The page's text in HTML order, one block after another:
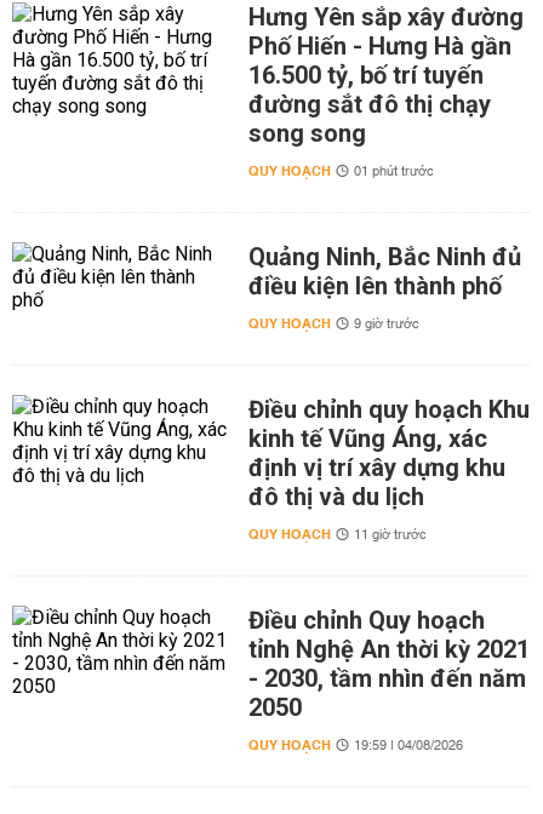
Hưng Yên sắp xây đường
Phố Hiến - Hưng Hà gần
16.500 tỷ, bố trí tuyến
đường sắt đô thị chạy
song song
QUY HOẠCH 01 phút trước
Quảng Ninh, Bắc Ninh đủ
điều kiện lên thành phố
QUY HOẠCH 9 giờ trước
Điều chỉnh quy hoạch Khu
kinh tế Vũng Áng, xác
định vị trí xây dựng khu
đô thị và du lịch
QUY HOẠCH 11 giờ trước
Điều chỉnh Quy hoạch
tỉnh Nghệ An thời kỳ 2021
- 2030, tầm nhìn đến năm
2050
QUY HOẠCH 19:59 | 04/08/2026